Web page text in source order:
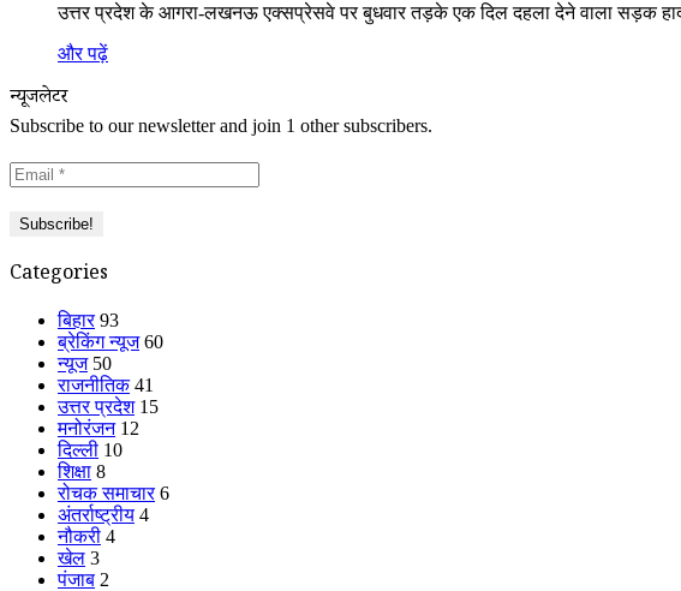
उत्तर प्रदेश के आगरा-लखनऊ एक्सप्रेसवे पर बुधवार तड़के एक दिल दहला देने वाला सड़क
और पढ़ें
न्यूजलेटर
Subscribe to our newsletter and join 1 other subscribers.
Categories
बिहार 93
ब्रेकिंग न्यूज 60
न्यूज 50
राजनीतिक 41
उत्तर प्रदेश 15
मनोरंजन 12
दिल्ली 10
शिक्षा 8
रोचक समाचार 6
अंतर्राष्ट्रीय 4
नौकरी 4
खेल 3
पंजाब 2